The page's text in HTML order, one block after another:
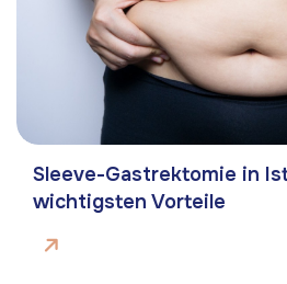
Sleeve-Gastrektomie in
wichtigsten Vorteile